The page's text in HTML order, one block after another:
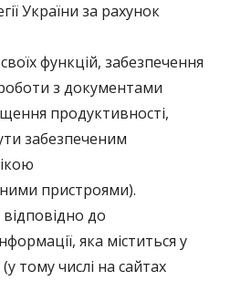
України за рахунок
функцій, забезпечення
з документами
продуктивності,
забезпеченим
пристроями).
відповідно до
яка міститься у
тому числі на сайтах